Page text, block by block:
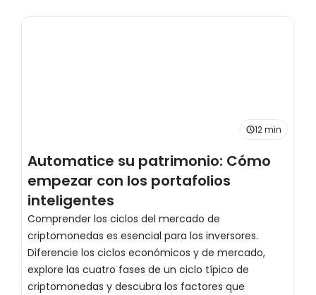
12 min
Automatice su patrimonio: Cómo
empezar con los portafolios
inteligentes
Comprender los ciclos del mercado de
criptomonedas es esencial para los inversores.
Diferencie los ciclos económicos y de mercado,
explore las cuatro fases de un ciclo típico de
criptomonedas y descubra los factores que